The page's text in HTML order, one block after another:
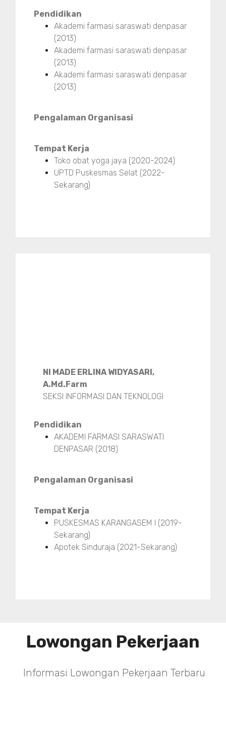
Pendidikan
Akademi farmasi saraswati denpasar
(2013)
Akademi farmasi saraswati denpasar
(2013)
Akademi farmasi saraswati denpasar
(2013)
Pengalaman Organisasi
Tempat Kerja
Toko obat yoga jaya (2020-2024)
UPTD Puskesmas Selat (2022-
Sekarang)
NI MADE ERLINA WIDYASARI,
A.Md.Farm
SEKSI INFORMASI DAN TEKNOLOGI
Pendidikan
AKADEMI FARMASI SARASWATI
DENPASAR (2018)
Pengalaman Organisasi
Tempat Kerja
PUSKESMAS KARANGASEM I (2019-
Sekarang)
Apotek Sinduraja (2021-Sekarang)
Lowongan Pekerjaan
Informasi Lowongan Pekerjaan Terbaru